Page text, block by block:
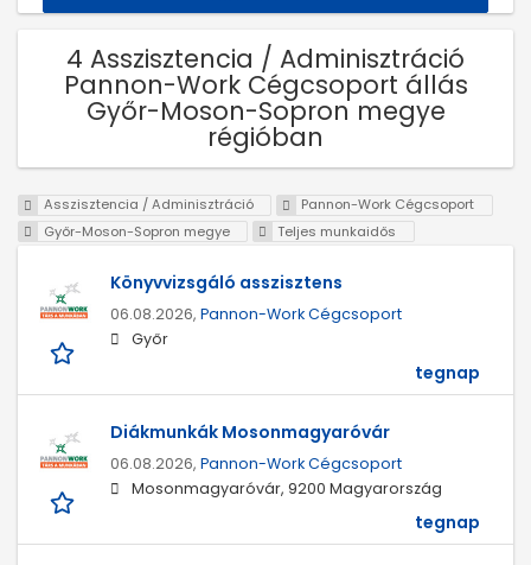
4 Asszisztencia / Adminisztráció
Pannon-Work Cégcsoport állás
Győr-Moson-Sopron megye
régióban
Asszisztencia / Adminisztráció
Pannon-Work Cégcsoport
Győr-Moson-Sopron megye
Teljes munkaidős
Könyvvizsgáló asszisztens
06.08.2026, Pannon-Work Cégcsoport
Győr
tegnap
Diákmunkák Mosonmagyaróvár
06.08.2026, Pannon-Work Cégcsoport
Mosonmagyaróvár, 9200 Magyarország
tegnap